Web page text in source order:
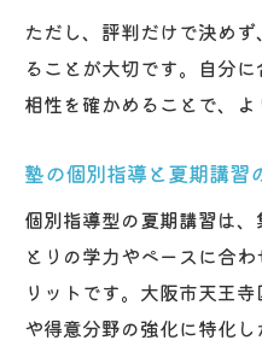
ただし、評判だけで決め
ることが大切です。自分
相性を確かめることで、よ
塾の個別指導と夏期講習
個別指導型の夏期講習は
とりの学力やペースに合
リットです。大阪市天王
や得意分野の強化に特化